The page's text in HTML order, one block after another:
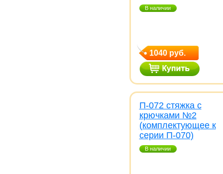
В наличии
1040 руб.
П-072 стяжка с
крючками №2
(комплектующее к
серии П-070)
В наличии